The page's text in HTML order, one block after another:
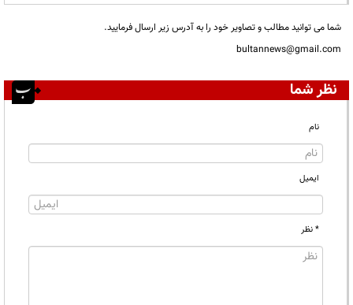
شما می توانید مطالب و تصاویر خود را به آدرس زیر ارسال فرمایید.
bultannews@gmail.com
نظر شما
نام
ایمیل
* نظر